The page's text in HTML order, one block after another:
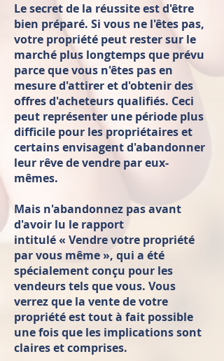
Le secret de la réussite est d'être
bien préparé. Si vous ne l'êtes pas,
votre propriété peut rester sur le
marché plus longtemps que prévu
parce que vous n'êtes pas en
mesure d'attirer et d'obtenir des
offres d'acheteurs qualifiés. Ceci
peut représenter une période plus
difficile pour les propriétaires et
certains envisagent d'abandonner
leur rêve de vendre par eux-
mêmes.
Mais n'abandonnez pas avant
d'avoir lu le rapport
intitulé « Vendre votre propriété
par vous même », qui a été
spécialement conçu pour les
vendeurs tels que vous. Vous
verrez que la vente de votre
propriété est tout à fait possible
une fois que les implications sont
claires et comprises.